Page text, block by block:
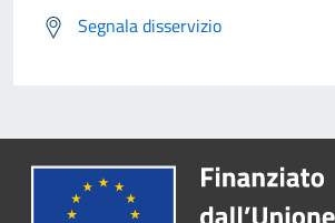
Segnala disservizio